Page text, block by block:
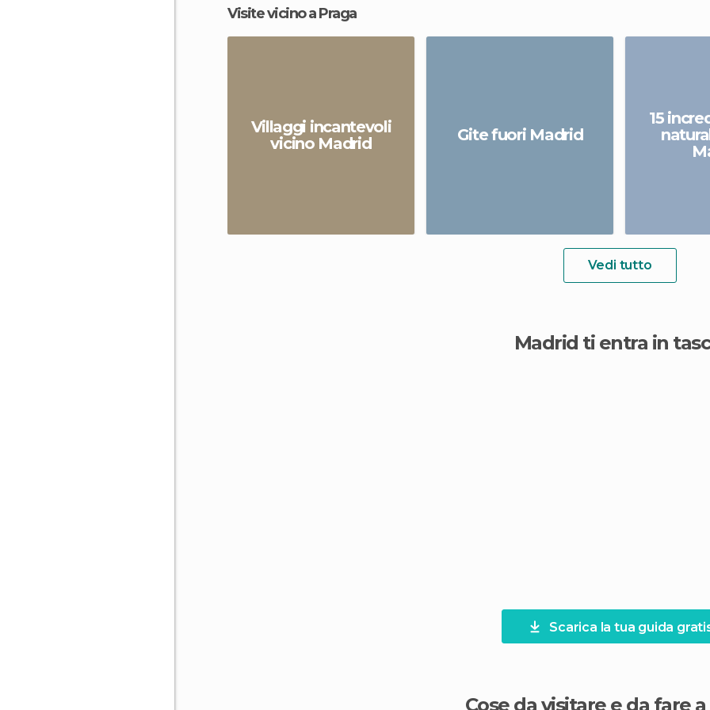
Visite vicino a Praga
Villaggi incantevoli
vicino Madrid
Gite fuori Madrid
15
Vedi tutto
Madrid ti entra in
Scarica la tua guida
Cose da visitare e da fare